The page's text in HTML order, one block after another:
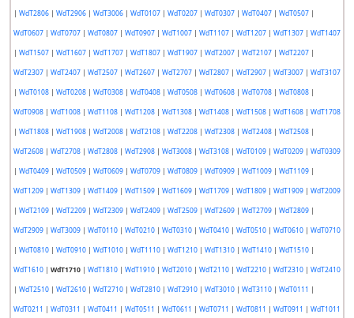
| WdT2806| WdT2906| WdT3006| WdT0107| WdT0207| WdT0307| WdT0407| WdT0507|
WdT0607| WdT0707| WdT0807| WdT0907| WdT1007| WdT1107| WdT1207| WdT1307| WdT1407
| WdT1507| WdT1607| WdT1707| WdT1807| WdT1907| WdT2007| WdT2107| WdT2207|
WdT2307| WdT2407| WdT2507| WdT2607| WdT2707| WdT2807| WdT2907| WdT3007| WdT3107
| WdT0108| WdT0208| WdT0308| WdT0408| WdT0508| WdT0608| WdT0708| WdT0808|
WdT0908| WdT1008| WdT1108| WdT1208| WdT1308| WdT1408| WdT1508| WdT1608| WdT1708
| WdT1808| WdT1908| WdT2008| WdT2108| WdT2208| WdT2308| WdT2408| WdT2508|
WdT2608| WdT2708| WdT2808| WdT2908| WdT3008| WdT3108| WdT0109| WdT0209| WdT0309
| WdT0409| WdT0509| WdT0609| WdT0709| WdT0809| WdT0909| WdT1009| WdT1109|
WdT1209| WdT1309| WdT1409| WdT1509| WdT1609| WdT1709| WdT1809| WdT1909| WdT2009
| WdT2109| WdT2209| WdT2309| WdT2409| WdT2509| WdT2609| WdT2709| WdT2809|
WdT2909| WdT3009| WdT0110| WdT0210| WdT0310| WdT0410| WdT0510| WdT0610| WdT0710
| WdT0810| WdT0910| WdT1010| WdT1110| WdT1210| WdT1310| WdT1410| WdT1510|
WdT1610| WdT1710| WdT1810| WdT1910| WdT2010| WdT2110| WdT2210| WdT2310| WdT2410
| WdT2510| WdT2610| WdT2710| WdT2810| WdT2910| WdT3010| WdT3110| WdT0111 |
WdT0211 | WdT0311 | WdT0411 | WdT0511 | WdT0611 | WdT0711 | WdT0811 | WdT0911 | WdT1011